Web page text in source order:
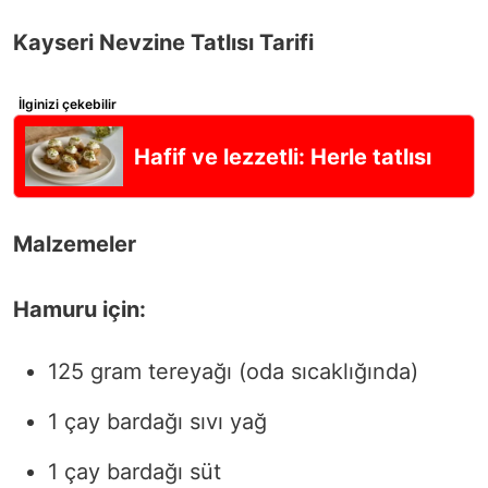
Kayseri Nevzine Tatlısı Tarifi
İlginizi çekebilir
Hafif ve lezzetli: Herle tatlısı
Malzemeler
Hamuru için:
125 gram tereyağı (oda sıcaklığında)
1 çay bardağı sıvı yağ
1 çay bardağı süt